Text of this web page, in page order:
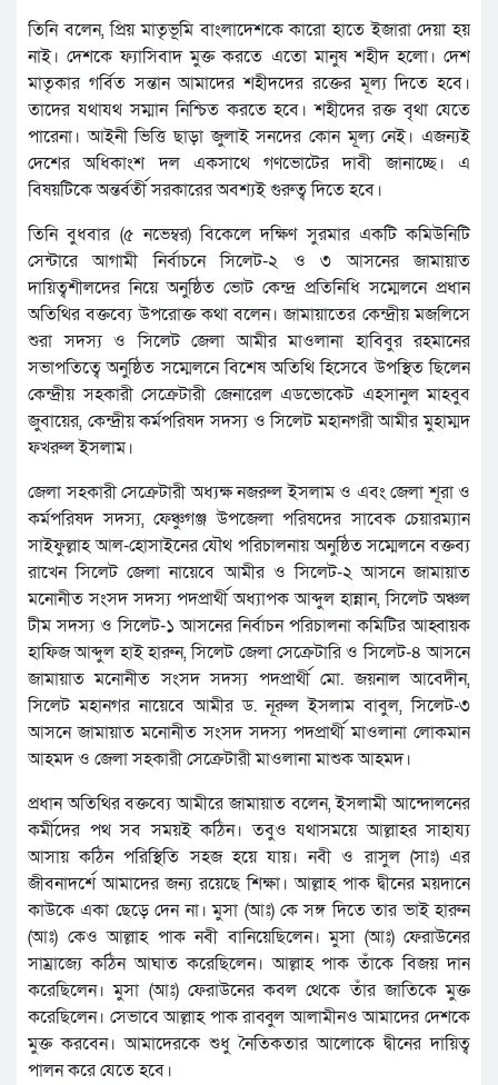
তিনি বলেন, প্রিয় মাতৃভূমি বাংলাদেশকে কারো হাতে ইজারা দেয়া হয়
নাই। দেশকে ফ্যাসিবাদ মুক্ত করতে এতো মানুষ শহীদ হলো। দেশ
মাতৃকার গর্বিত সন্তান আমাদের শহীদদের রক্তের মূল্য দিতে হবে।
তাদের যথাযথ সম্মান নিশ্চিত করতে হবে। শহীদের রক্ত বৃথা যেতে
পারেনা। আইনী ভিত্তি ছাড়া জুলাই সনদের কোন মূল্য নেই। এজন্যই
দেশের অধিকাংশ দল একসাথে গণভোটের দাবী জানাচ্ছে। এ
বিষয়টিকে অন্তর্বর্তী সরকারের অবশ্যই গুরুত্ব দিতে হবে।
তিনি বুধবার (৫ নভেম্বর) বিকেলে দক্ষিণ সুরমার একটি কমিউনিটি
সেন্টারে আগামী নির্বাচনে সিলেট-২ ও ৩ আসনের জামায়াত
দায়িত্বশীলদের নিয়ে অনুষ্ঠিত ভোট কেন্দ্র প্রতিনিধি সম্মেলনে প্রধান
অতিথির বক্তব্যে উপরোক্ত কথা বলেন। জামায়াতের কেন্দ্রীয় মজলিসে
শুরা সদস্য ও সিলেট জেলা আমীর মাওলানা হাবিবুর রহমানের
সভাপতিত্বে অনুষ্ঠিত সম্মেলনে বিশেষ অতিথি হিসেবে উপস্থিত ছিলেন
কেন্দ্রীয় সহকারী সেক্রেটারী জেনারেল এডভোকেট এহসানুল মাহবুব
জুবায়ের, কেন্দ্রীয় কর্মপরিষদ সদস্য ও সিলেট মহানগরী আমীর মুহাম্মদ
ফখরুল ইসলাম।
জেলা সহকারী সেক্রেটারী অধ্যক্ষ নজরুল ইসলাম ও এবং জেলা শূরা ও
কর্মপরিষদ সদস্য, ফেঞ্চুগঞ্জ উপজেলা পরিষদের সাবেক চেয়ারম্যান
সাইফুল্লাহ আল-হোসাইনের যৌথ পরিচালনায় অনুষ্ঠিত সম্মেলনে বক্তব্য
রাখেন সিলেট জেলা নায়েবে আমীর ও সিলেট-২ আসনে জামায়াত
মনোনীত সংসদ সদস্য পদপ্রার্থী অধ্যাপক আব্দুল হান্নান, সিলেট অঞ্চল
টীম সদস্য ও সিলেট-১ আসনের নির্বাচন পরিচালনা কমিটির আহ্বায়ক
হাফিজ আব্দুল হাই হারুন, সিলেট জেলা সেক্রেটারি ও সিলেট-৪ আসনে
জামায়াত মনোনীত সংসদ সদস্য পদপ্রার্থী মো. জয়নাল আবেদীন,
সিলেট মহানগর নায়েবে আমীর ড. নূরুল ইসলাম বাবুল, সিলেট-৩
আসনে জামায়াত মনোনীত সংসদ সদস্য পদপ্রার্থী মাওলানা লোকমান
আহমদ ও জেলা সহকারী সেক্রেটারী মাওলানা মাশুক আহমদ।
প্রধান অতিথির বক্তব্যে আমীরে জামায়াত বলেন, ইসলামী আন্দোলনের
কর্মীদের পথ সব সময়ই কঠিন। তবুও যথাসময়ে আল্লাহর সাহায্য
আসায় কঠিন পরিস্থিতি সহজ হয়ে যায়। নবী ও রাসুল (সাঃ) এর
জীবনাদর্শে আমাদের জন্য রয়েছে শিক্ষা। আল্লাহ পাক দ্বীনের ময়দানে
কাউকে একা ছেড়ে দেন না। মুসা (আঃ) কে সঙ্গ দিতে তার ভাই হারুন
(আঃ) কেও আল্লাহ পাক নবী বানিয়েছিলেন। মুসা (আঃ) ফেরাউনের
সাম্রাজ্যে কঠিন আঘাত করেছিলেন। আল্লাহ পাক তাঁকে বিজয় দান
করেছিলেন। মুসা (আঃ) ফেরাউনের কবল থেকে তাঁর জাতিকে মুক্ত
করেছিলেন। সেভাবে আল্লাহ পাক রাব্বুল আলামীনও আমাদের দেশকে
মুক্ত করবেন। আমাদেরকে শুধু নৈতিকতার আলোকে দ্বীনের দায়িত্ব
পালন করে যেতে হবে।